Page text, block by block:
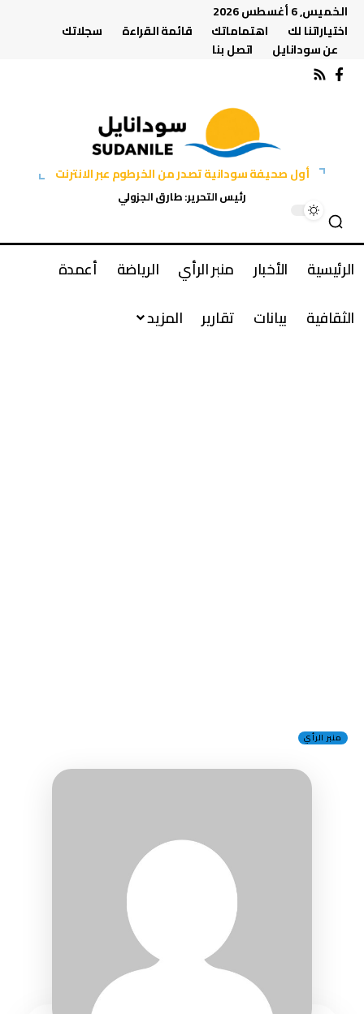
الخميس, 6 أغسطس 2026
اختياراتنا لك
اهتماماتك قائمة القراءة
سجلاتك
عن سودانايل
اتصل بنا
أول صحيفة سودانية تصدر من الخرطوم عبر الانترنت
رئيس التحرير: طارق الجزولي
الرئيسية الأخبار منبر الرأي الرياضة
أعمدة
الثقافية
بيانات تقارير المزيد
منبر الرأي